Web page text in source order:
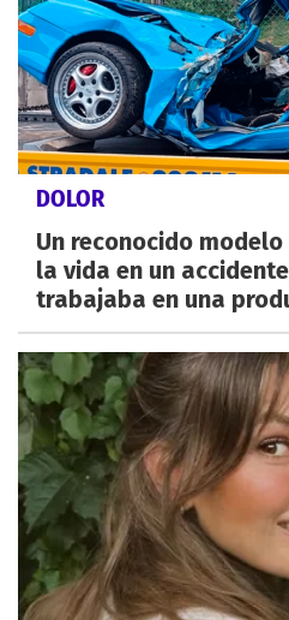
DOLOR
Un reconocido
la vida en un
trabajaba en una